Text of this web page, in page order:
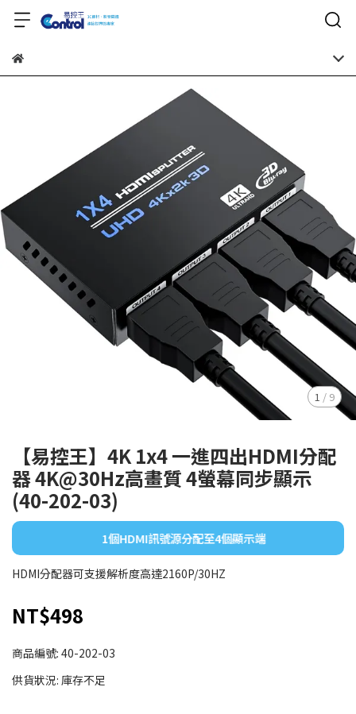
1 / 9
【易控王】4K 1x4 一進四出HDMI分配
器 4K@30Hz高畫質 4螢幕同步顯示
(40-202-03)
1個HDMI訊號源分配至4個顯示端
HDMI分配器可支援解析度高達2160P/30HZ
NT$498
商品編號: 40-202-03
供貨狀況: 庫存不足